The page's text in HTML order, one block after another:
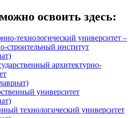
освоить здесь:
технологический университет –
строительный институт
архитектурно-
университет
технологический университет